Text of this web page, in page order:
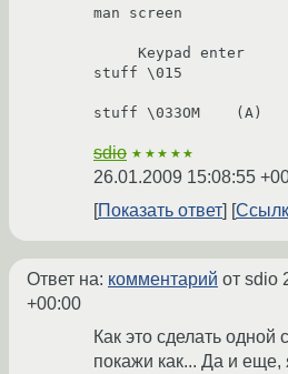
man screen
stuff \015
sdio ★★★★★
26.01.2009 15:08:55
Показать ответ
Ответ на: комментарий от sdio
+00:00
Как это сделать одной
покажи как... Да и еще,